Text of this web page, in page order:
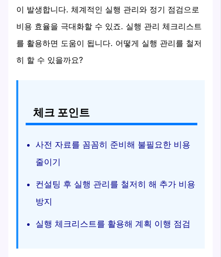
이 발생합니다. 체계적인 실행 관리와 정기 점검으로
비용 효율을 극대화할 수 있죠. 실행 관리 체크리스트
를 활용하면 도움이 됩니다. 어떻게 실행 관리를 철저
히 할 수 있을까요?
체크 포인트
사전 자료를 꼼꼼히 준비해 불필요한 비용
줄이기
컨설팅 후 실행 관리를 철저히 해 추가 비용
방지
실행 체크리스트를 활용해 계획 이행 점검